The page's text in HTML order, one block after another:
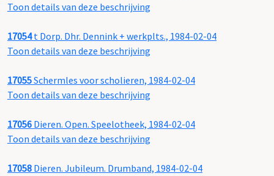
Toon details van deze beschrijving
17054t Dorp. Dhr. Dennink + werkplts., 1984-02-04
Toon details van deze beschrijving
17055Schermles voor scholieren, 1984-02-04
Toon details van deze beschrijving
17056 Dieren. Open. Speelotheek, 1984-02-04
Toon details van deze beschrijving
17058 Dieren. Jubileum. Drumband, 1984-02-04